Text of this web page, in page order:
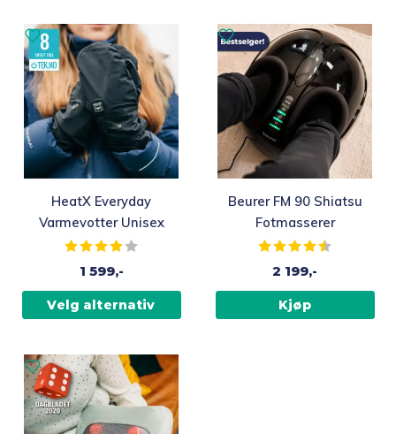
HeatX Everyday
Varmevotter Unisex
Karakter:
1 599,-
Velg alternativ
Beurer FM 90 Shiatsu
Fotmasserer
Karakter:
2 199,-
Kjøp